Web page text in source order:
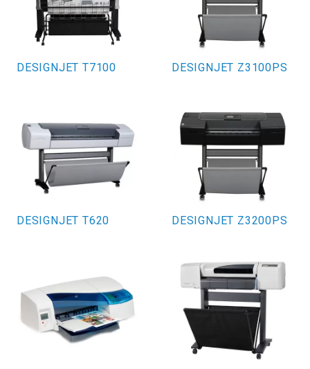
DESIGNJET T7100
DESIGNJET T620
DESIGNJET Z3100PS
DESIGNJET Z3200PS